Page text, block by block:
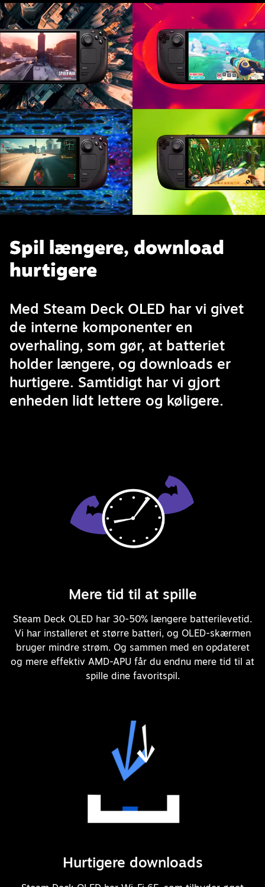
Spil længere, download
hurtigere
Med Steam Deck OLED har vi givet
de interne komponenter en
overhaling, som gør, at batteriet
holder længere, og downloads er
hurtigere. Samtidigt har vi gjort
enheden lidt lettere og køligere.
Mere tid til at spille
Steam Deck OLED har 30-50% længere batterilevetid.
Vi har installeret et større batteri, og OLED-skærmen
bruger mindre strøm. Og sammen med en opdateret
og mere effektiv AMD-APU får du endnu mere tid til at
spille dine favoritspil.
Hurtigere downloads